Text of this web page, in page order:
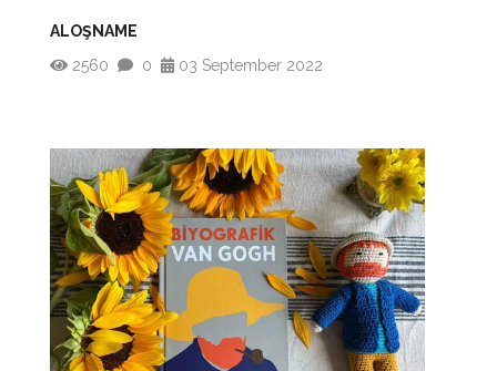
ALOŞNAME
2560
0 03 September 2022